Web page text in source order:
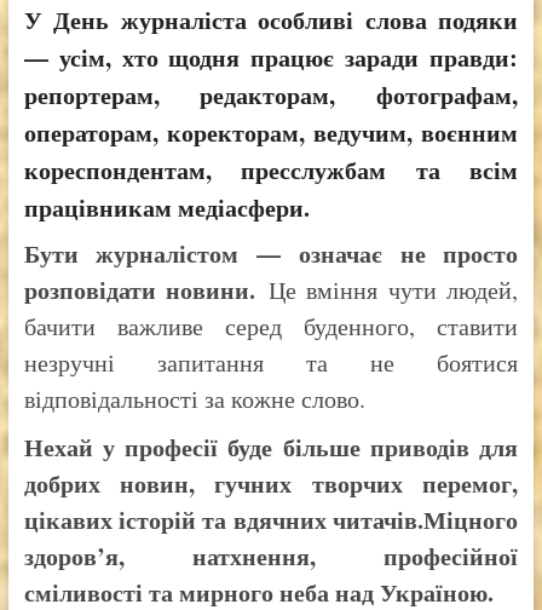
У День журналіста особливі слова подяки
— усім, хто щодня працює заради правди:
репортерам, редакторам, фотографам,
операторам, коректорам, ведучим, воєнним
кореспондентам, пресслужбам та всім
працівникам медіасфери.
Бути журналістом — означає не просто
розповідати новини. Це вміння чути людей,
бачити важливе серед буденного, ставити
незручні запитання та не боятися
відповідальності за кожне слово.
Нехай у професії буде більше приводів для
добрих новин, гучних творчих перемог,
цікавих історій та вдячних читачів.Міцного
здоров’я, натхнення, професійної
сміливості та мирного неба над Україною.